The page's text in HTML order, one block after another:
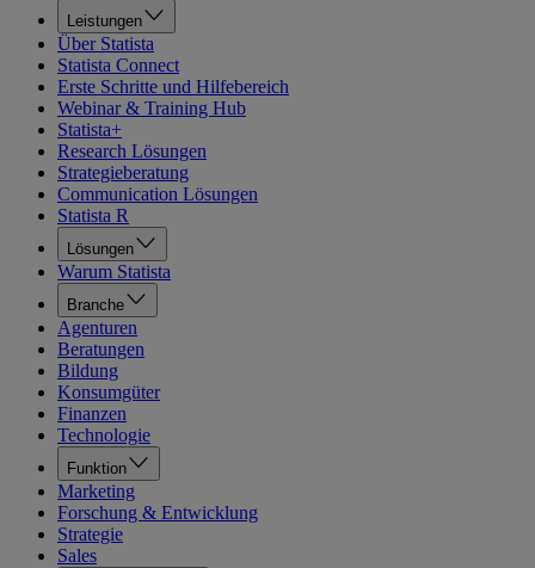
Leistungen
Über Statista
Statista Connect
Erste Schritte und Hilfebereich
Webinar & Training Hub
Statista+
Research Lösungen
Strategieberatung
Communication Lösungen
Statista R
Lösungen
Warum Statista
Branche
Agenturen
Beratungen
Bildung
Konsumgüter
Finanzen
Technologie
Funktion
Marketing
Forschung & Entwicklung
Strategie
Sales